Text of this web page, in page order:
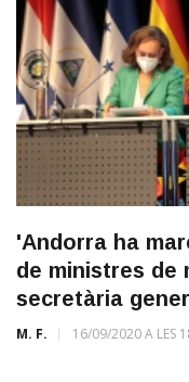
'Andorra ha
de ministres de
secretària
M. F. 16/09/2020 A LES